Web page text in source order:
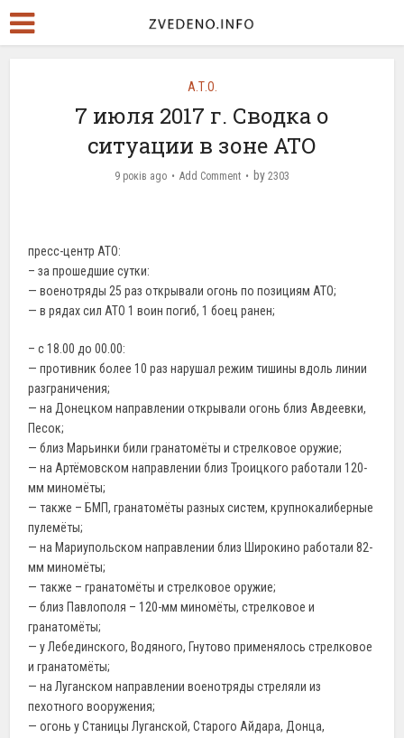
А.Т.О.
7 июля 2017 г. Сводка о
ситуации в зоне АТО
9 років ago Add Comment by 2303
пресс-центр АТО:
– за прошедшие сутки:
— военотряды 25 раз открывали огонь по позициям АТО;
— в рядах сил АТО 1 воин погиб, 1 боец ранен;
– с 18.00 до 00.00:
— противник более 10 раз нарушал режим тишины вдоль линии
разграничения;
— на Донецком направлении открывали огонь близ Авдеевки,
Песок;
— близ Марьинки били гранатомёты и стрелковое оружие;
— на Артёмовском направлении близ Троицкого работали 120-
мм миномёты;
— также – БМП, гранатомёты разных систем, крупнокалиберные
пулемёты;
— на Мариупольском направлении близ Широкино работали 82-
мм миномёты;
— также – гранатомёты и стрелковое оружие;
— близ Павлополя – 120-мм миномёты, стрелковое и
гранатомёты;
— у Лебединского, Водяного, Гнутово применялось стрелковое
и гранатомёты;
— на Луганском направлении военотряды стреляли из
пехотного вооружения;
— огонь у Станицы Луганской, Старого Айдара, Донца,